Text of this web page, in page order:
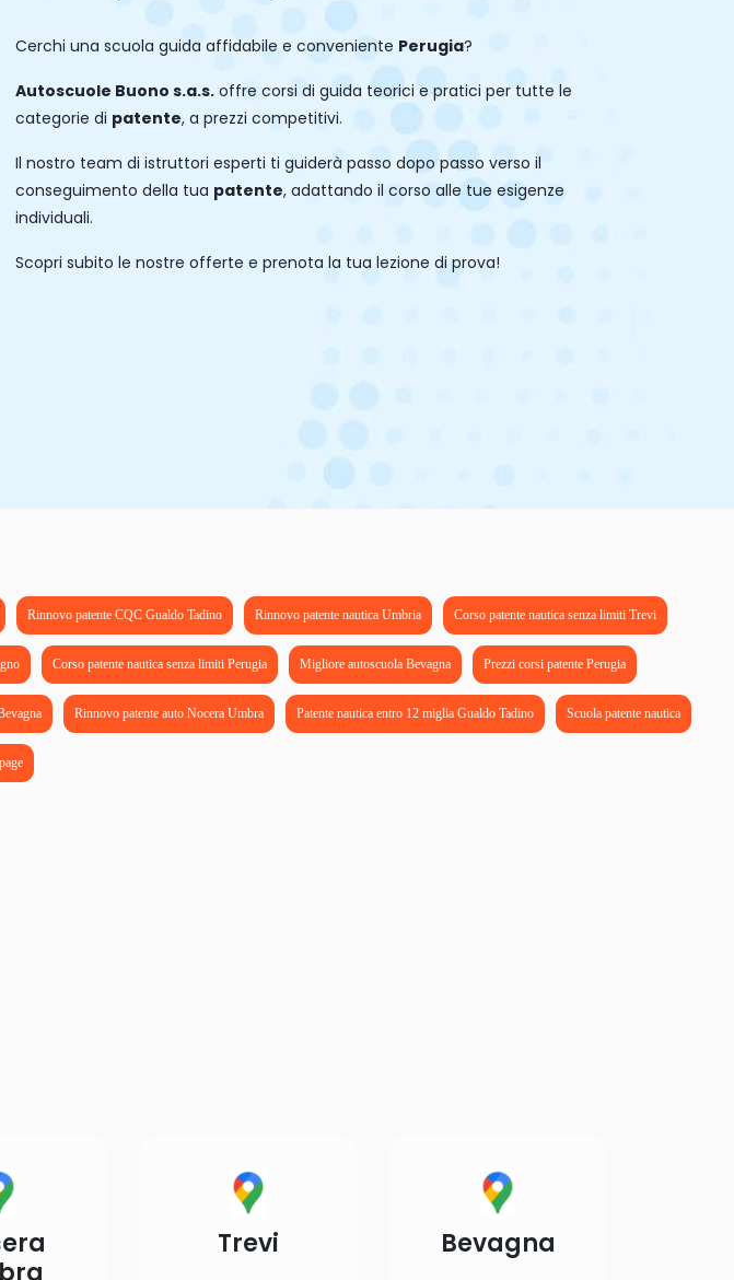
Cerchi una scuola guida affidabile e conveniente Perugia?
Autoscuole Buono s.a.s. offre corsi di guida teorici e pratici per tutte le
categorie di patente, a prezzi competitivi.
Il nostro team di istruttori esperti ti guiderà passo dopo passo verso il
conseguimento della tua patente, adattando il corso alle tue esigenze
individuali.
Scopri subito le nostre offerte e prenota la tua lezione di prova!
Rinnovo patente CQC Gualdo Tadino Rinnovo patente nautica Umbria Corso patente nautica senza limiti Trevi
Corso patente nautica senza limiti Perugia Migliore autoscuola Bevagna Prezzi corsi patente Perugia
Rinnovo patente auto Nocera Umbra Patente nautica entro 12 miglia Gualdo Tadino Scuola patente nautica
Trevi Bevagna